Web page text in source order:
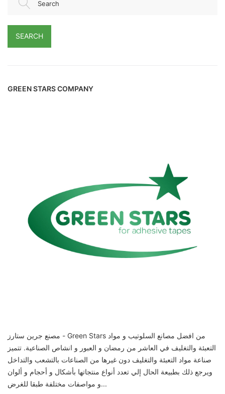
Search
SEARCH
GREEN STARS COMPANY
مصنع جرين ستارز - Green Stars من افضل مصانع السلوتيب و مواد
التعبئة والتغليف في العاشر من رمضان و العبور و انشاص الصناعية. تتميز
صناعة مواد التعبئة والتغليف دون غيرها من الصناعات بالتشعب والتداخل
ويرجع ذلك بطبيعة الحال إلي تعدد أنواع منتجاتها بأشكال و أحجام و ألوان
و مواصفات مختلفة طبقا للغرض...